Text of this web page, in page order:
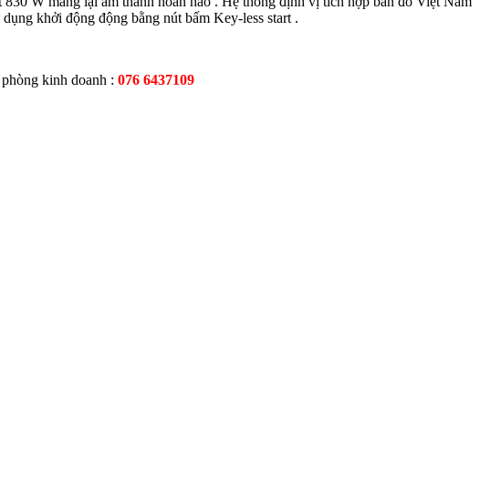
khởi động động bằng nút bấm Key-less start .
kinh doanh : 076 6437109